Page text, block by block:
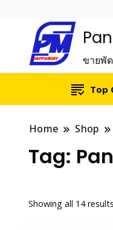
ขายพั
Top
Home Shop
Tag:
Showing all 14 results